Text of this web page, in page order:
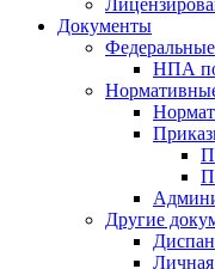
Документы
НПА
Другие